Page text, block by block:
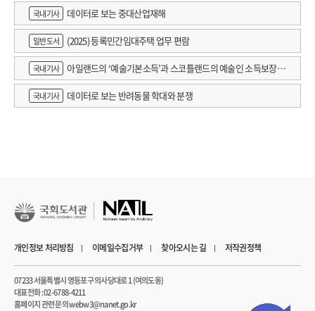
국내기사 데이터로 보는 중대산업재해
일반도서 (2025) 등록민간임대주택 업무 편람
국내기사
아일랜드의 ‘예술기본소득’과 스코틀랜드의 예술인 소득보장정
책 논의
국내기사 데이터로 보는 반려동물 학대와 분쟁
개인정보 처리방침 이메일수집거부 찾아오시는 길 저작권정책
07233 서울특별시 영등포구 의사당대로 1 (여의도동)
대표전화 : 02-6788-4211
홈페이지 관련 문의 webw3@nanet.go.kr